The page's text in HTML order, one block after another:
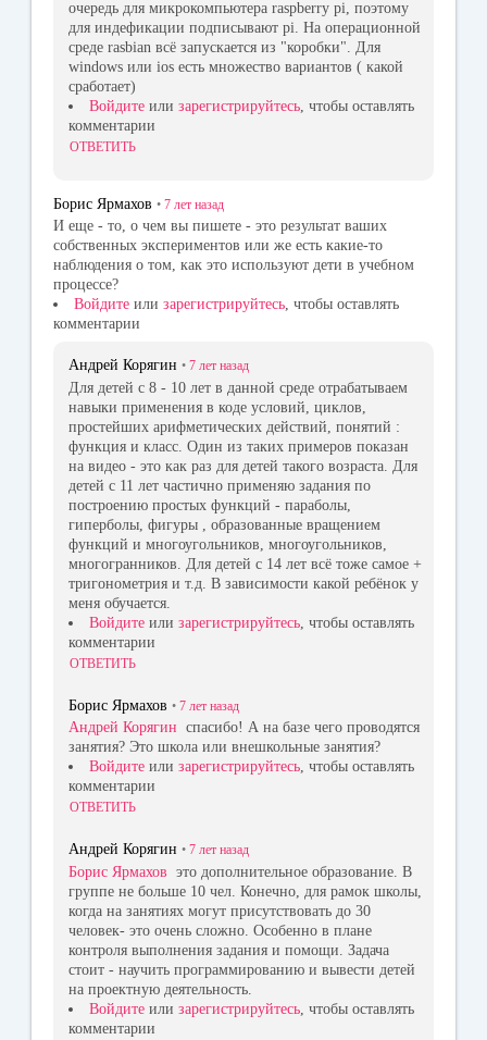
очередь для микрокомпьютера raspberry pi, поэтому
для индефикации подписывают pi. На операционной
среде rasbian всё запускается из "коробки". Для
windows или ios есть множество вариантов ( какой
сработает)
Войдите или зарегистрируйтесь , чтобы оставлять
комментарии
ОТВЕТИТЬ
Борис Ярмахов • 7 лет назад
И еще - то, о чем вы пишете - это результат ваших
собственных экспериментов или же есть какие-то
наблюдения о том, как это используют дети в учебном
процессе?
Войдите или зарегистрируйтесь, чтобы оставлять
комментарии
Андрей Корягин • 7 лет назад
Для детей с 8 - 10 лет в данной среде отрабатываем
навыки применения в коде условий, циклов,
простейших арифметических действий, понятий :
функция и класс. Один из таких примеров показан
на видео - это как раз для детей такого возраста. Для
детей с 11 лет частично применяю задания по
построению простых функций - параболы,
гиперболы, фигуры , образованные вращением
функций и многоугольников, многоугольников,
многогранников. Для детей с 14 лет всё тоже самое +
тригонометрия и т.д. В зависимости какой ребёнок у
меня обучается.
Войдите или зарегистрируйтесь , чтобы оставлять
комментарии
ОТВЕТИТЬ
Борис Ярмахов • 7 лет назад
Андрей Корягин спасибо! А на базе чего проводятся
занятия? Это школа или внешкольные занятия?
Войдите или зарегистрируйтесь, чтобы оставлять
комментарии
ОТВЕТИТЬ
Андрей Корягин • 7 лет назад
Борис Ярмахов это дополнительное образование. В
группе не больше 10 чел. Конечно, для рамок школы,
когда на занятиях могут присутствовать до 30
человек- это очень сложно. Особенно в плане
контроля выполнения задания и помощи. Задача
стоит - научить программированию и вывести детей
на проектную деятельность.
Войдите или зарегистрируйтесь , чтобы оставлять
комментарии